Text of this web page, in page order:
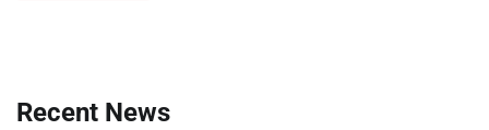
Recent News